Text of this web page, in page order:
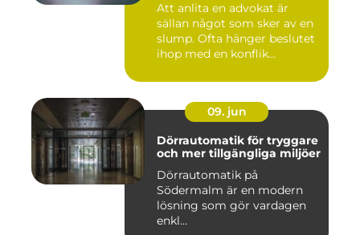
Att anlita en advokat är
sällan något som sker av en
slump. Ofta hänger beslutet
ihop med en konflik...
09. jun
Dörrautomatik för tryggare
och mer tillgängliga miljöer
Dörrautomatik på
Södermalm är en modern
lösning som gör vardagen
enkl...